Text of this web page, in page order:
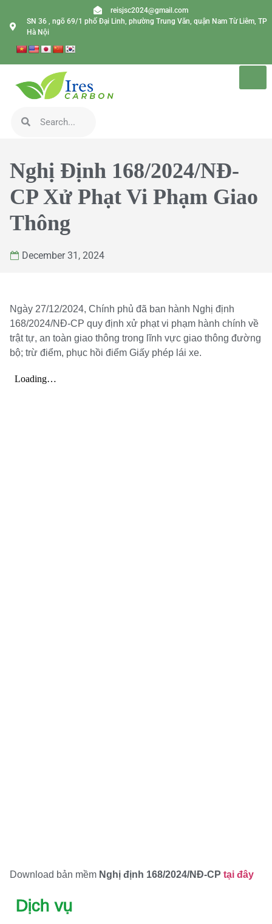
reisjsc2024@gmail.com
SN 36 , ngõ 69/1 phố Đại Linh, phường Trung Văn, quận Nam Từ Liêm, TP
Hà Nội
Nghị Định 168/2024/NĐ-
CP Xử Phạt Vi Phạm Giao
Thông
December 31, 2024
Ngày 27/12/2024, Chính phủ đã ban hành Nghị định
168/2024/NĐ-CP quy định xử phạt vi phạm hành chính về
trật tự, an toàn giao thông trong lĩnh vực giao thông đường
bộ; trừ điểm, phục hồi điểm Giấy phép lái xe.
Download bản mềm Nghị định 168/2024/NĐ-CP tại đây
Dịch vụ